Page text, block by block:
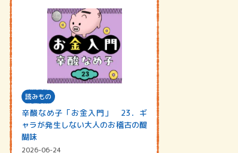
読みもの
辛酸なめ子「お金入門」 23．ギ
ャラが発生しない大人のお稽古の醍
醐味
2026-06-24